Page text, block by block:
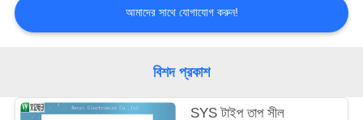
আবেদন
ম্যাপ
আমাদের সাথে যোগাযোগ করুন!
বিশদ প্রকাশ
SYS টাইপ তাপ সীল